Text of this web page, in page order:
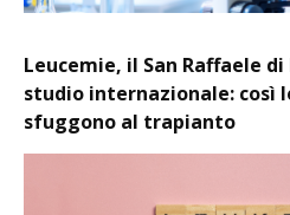
Leucemie, il San Raffaele
studio internazionale: così
sfuggono al trapianto